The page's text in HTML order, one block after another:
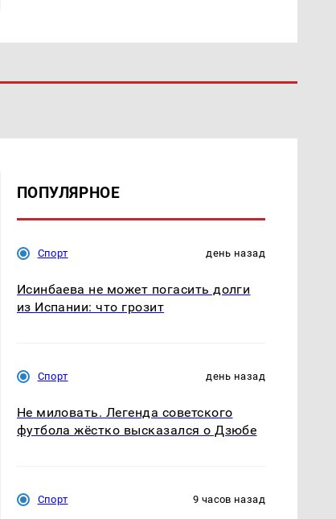
ПОПУЛЯРНОЕ
Спорт день назад
Исинбаева не может погасить долги
из Испании: что грозит
Спорт день назад
Не миловать. Легенда советского
футбола жёстко высказался о Дзюбе
Спорт 9 часов назад